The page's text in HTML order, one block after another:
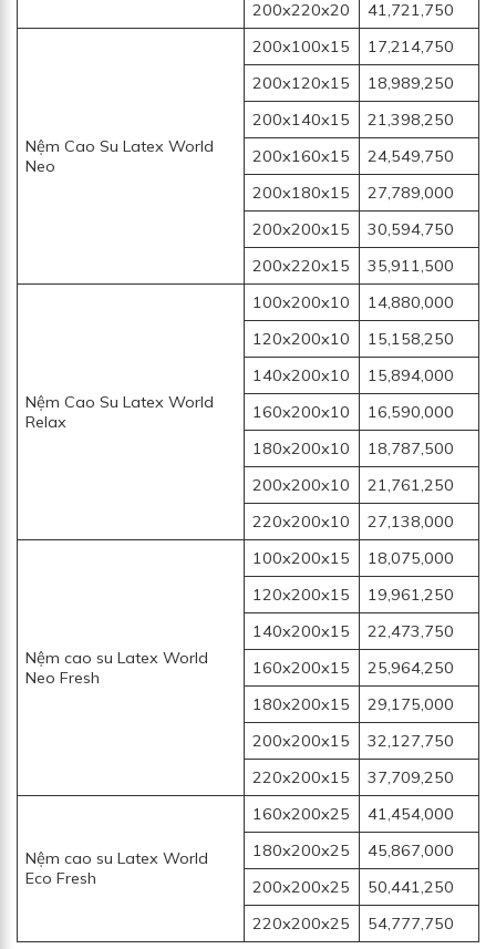
200x220x20
41,721,750
Nệm Cao Su Latex World
Neo
200x100x15
17,214,750
200x120x15
18,989,250
200x140x15
21,398,250
200x160x15
24,549,750
200x180x15
27,789,000
200x200x15
30,594,750
200x220x15
35,911,500
Nệm Cao Su Latex World
Relax
100x200x10
14,880,000
120x200x10
15,158,250
140x200x10
15,894,000
160x200x10
16,590,000
180x200x10
18,787,500
200x200x10
21,761,250
220x200x10
27,138,000
Nệm cao su Latex World
Neo Fresh
100x200x15
18,075,000
120x200x15
19,961,250
140x200x15
22,473,750
160x200x15
25,964,250
180x200x15
29,175,000
200x200x15
32,127,750
220x200x15
37,709,250
Nệm cao su Latex World
Eco Fresh
160x200x25
41,454,000
180x200x25
45,867,000
200x200x25
50,441,250
220x200x25
54,777,750